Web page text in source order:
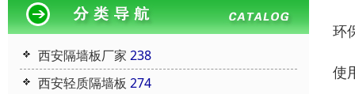
西安隔墙板厂家 238
西安轻质隔墙板 274
环
使